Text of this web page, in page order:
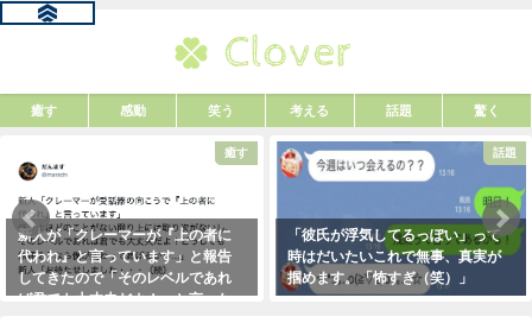
癒す 感動 笑う 考える 話題 驚く
癒す
新人が「クレーマーが『上の者に
代われ』と言っています」と報告
してきたので「そのレベルであれ
ば君でも大丈夫だよ！」と言った
話題
「彼氏が浮気してるっぽい」って
時はだいたいこれで無事、真実が
掴めます。「怖すぎ（笑）」